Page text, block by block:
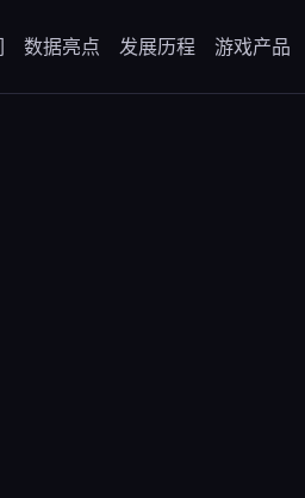
数据亮点 发展历程 游戏产品